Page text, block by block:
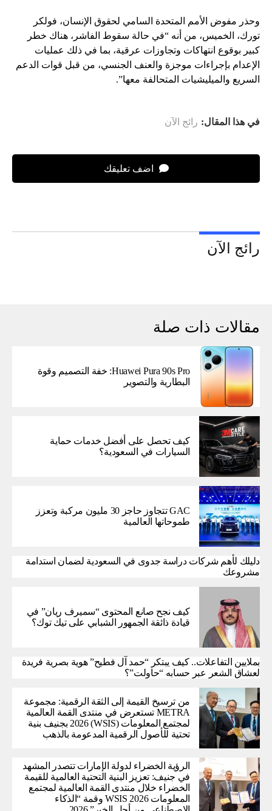
وحذر مفوض الأمم المتحدة السامي لحقوق الإنسان، فولكر
تورك، الخميس، من أنه “في حالة سقوط الفاشر، هناك خطر
كبير بوقوع انتهاكات وتجاوزات عرقية، بما في ذلك عمليات
الإعدام بإجراءات موجزة والعنف الجنسي، من قبل قوات الدعم
السريع والميليشيات المتحالفة معها”.
في هذا المقال: رائج الآن
اضف تعليقك
رائج الآن
مقالات ذات صلة
Huawei Pura 90s Pro: خفة التصميم وقوة
البطارية والتصوير
كيف تحصل على أفضل خدمات حماية
السيارات في السعودية؟
GAC تتجاوز حاجز 30 مليون مركبة وتعزز
طموحاتها العالمية
دليلك لأهم شركات دراسة جدوى في السعودية لضمان استدامة
مشروعك
كيف نجح صانع المحتوى “سميرف ريان” في
قيادة ذائقة الجمهور الشبابي على تيك توك؟
بملايين التفاعلات.. كيف يبتكر “حمد آل فطيح” هوية بصرية فريدة
لعشاق الشعر عبر حسابه “حاولت”؟
من ترسيخ القيمة إلى الثقة الرقمية: مجموعة
METRA تستعرض في منتدى القمة العالمية
لمجتمع المعلومات (WSIS) 2026 بجنيف بنية
تحتية للأصول الرقمية المدعومة بالذهب
الرؤية الخضراء لدولة الإمارات تتصدر المشهد
في جنيف: تعزيز البنية التحتية العالمية للقيمة
الخضراء خلال منتدى القمة العالمية لمجتمع
المعلومات WSIS 2026 وقمة “الذكاء